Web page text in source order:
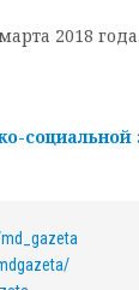
2018 года.